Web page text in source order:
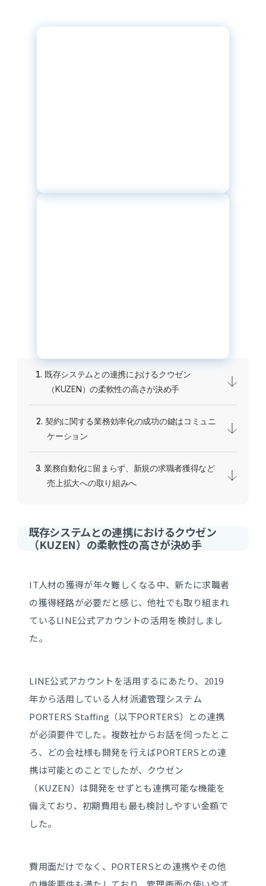
既存システムとの連携におけるクウゼン
（KUZEN）の柔軟性の高さが決め手
契約に関する業務効率化の成功の鍵はコミュニ
ケーション
業務自動化に留まらず、新規の求職者獲得など
売上拡大への取り組みへ
既存システムとの連携におけるクウゼン
（KUZEN）の柔軟性の高さが決め手
IT人材の獲得が年々難しくなる中、新たに求職者
の獲得経路が必要だと感じ、他社でも取り組まれ
ているLINE公式アカウントの活用を検討しまし
た。
LINE公式アカウントを活用するにあたり、2019
年から活用している人材派遣管理システム
PORTERS Staffing（以下PORTERS）との連携
が必須要件でした。複数社からお話を伺ったとこ
ろ、どの会社様も開発を行えばPORTERSとの連
携は可能とのことでしたが、クウゼン
（KUZEN）は開発をせずとも連携可能な機能を
備えており、初期費用も最も検討しやすい金額で
した。
費用面だけでなく、PORTERSとの連携やその他